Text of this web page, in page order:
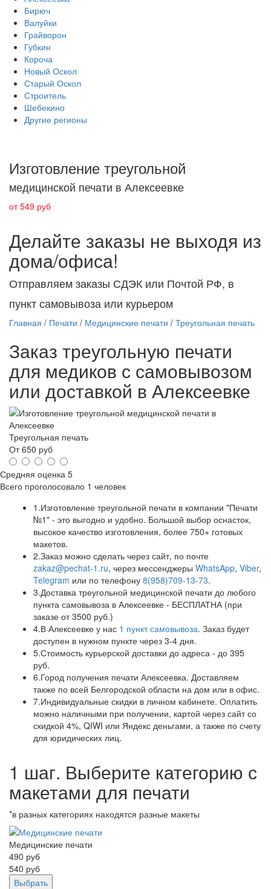
Бирюч
Валуйки
Грайворон
Губкин
Короча
Новый Оскол
Старый Оскол
Строитель
Шебекино
Другие регионы
Изготовление треугольной
медицинской печати в Алексеевке
от 549 руб
Делайте заказы не выходя из
дома/офиса!
Отправляем заказы СДЭК или Почтой РФ, в
пункт самовывоза или курьером
Главная / Печати / Медицинские печати / Треугольная печать
Заказ треугольную печати
для медиков с самовывозом
или доставкой в Алексеевке
Треугольная печать
От650 руб
Средняя оценка 5
Всего проголосовало 1 человек
1.Изготовление треугольной печати в компании "Печати
№1" - это выгодно и удобно. Большой выбор оснасток,
высокое качество изготовления, более 750+ готовых
макетов.
2.Заказ можно сделать через сайт, по почте
zakaz@pechat-1.ru, через мессенджеры WhatsApp, Viber,
Telegram или по телефону 8(958)709-13-73.
3.Доставка треугольной медицинской печати до любого
пункта самовывоза в Алексеевке - БЕСПЛАТНА (при
заказе от 3500 руб.)
4.В Алексеевке у нас 1 пункт самовывоза. Заказ будет
доступен в нужном пункте через 3-4 дня.
5.Стоимость курьерской доставки до адреса - до 395
руб.
6.Город получения печати Алексеевка. Доставляем
также по всей Белгородской области на дом или в офис.
7.Индивидуальные скидки в личном кабинете. Оплатить
можно наличными при получении, картой через сайт со
скидкой 4%, QIWI или Яндекс деньгами, а также по счету
для юридических лиц.
1 шаг. Выберите категорию с
макетами для печати
*в разных категориях находятся разные макеты
Медицинские печати
490 руб
540 руб
Выбрать